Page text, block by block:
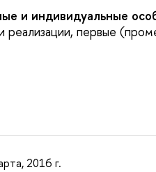
и индивидуальные
реализации, первые
2016 г.